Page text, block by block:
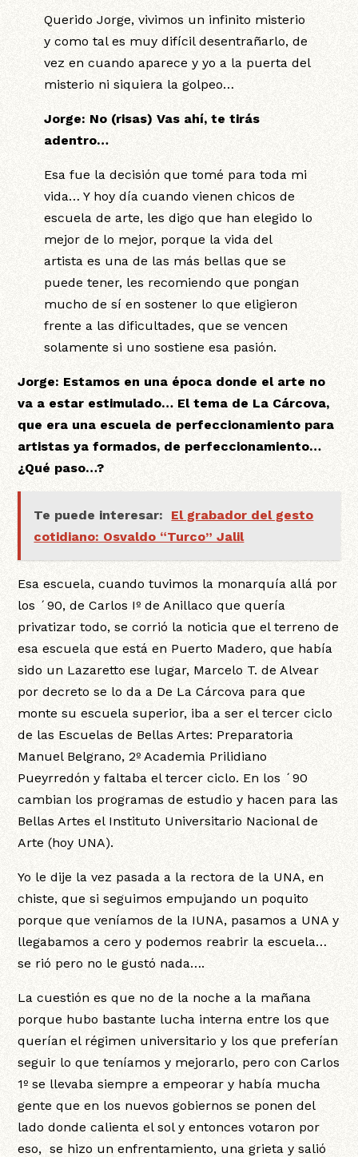
Querido Jorge, vivimos un infinito misterio
y como tal es muy difícil desentrañarlo, de
vez en cuando aparece y yo a la puerta del
misterio ni siquiera la golpeo…
Jorge: No (risas) Vas ahí, te tirás
adentro…
Esa fue la decisión que tomé para toda mi
vida… Y hoy día cuando vienen chicos de
escuela de arte, les digo que han elegido lo
mejor de lo mejor, porque la vida del
artista es una de las más bellas que se
puede tener, les recomiendo que pongan
mucho de sí en sostener lo que eligieron
frente a las dificultades, que se vencen
solamente si uno sostiene esa pasión.
Jorge: Estamos en una época donde el arte no
va a estar estimulado… El tema de La Cárcova,
que era una escuela de perfeccionamiento para
artistas ya formados, de perfeccionamiento…
¿Qué paso…?
Te puede interesar:
El grabador del gesto
cotidiano: Osvaldo “Turco” Jalil
Esa escuela, cuando tuvimos la monarquía allá por
los ´90, de Carlos Iº de Anillaco que quería
privatizar todo, se corrió la noticia que el terreno de
esa escuela que está en Puerto Madero, que había
sido un Lazaretto ese lugar, Marcelo T. de Alvear
por decreto se lo da a De La Cárcova para que
monte su escuela superior, iba a ser el tercer ciclo
de las Escuelas de Bellas Artes: Preparatoria
Manuel Belgrano, 2º Academia Prilidiano
Pueyrredón y faltaba el tercer ciclo. En los ´90
cambian los programas de estudio y hacen para las
Bellas Artes el Instituto Universitario Nacional de
Arte (hoy UNA).
Yo le dije la vez pasada a la rectora de la UNA, en
chiste, que si seguimos empujando un poquito
porque que veníamos de la IUNA, pasamos a UNA y
llegabamos a cero y podemos reabrir la escuela…
se rió pero no le gustó nada….
La cuestión es que no de la noche a la mañana
porque hubo bastante lucha interna entre los que
querían el régimen universitario y los que preferían
seguir lo que teníamos y mejorarlo, pero con Carlos
1º se llevaba siempre a empeorar y había mucha
gente que en los nuevos gobiernos se ponen del
lado donde calienta el sol y entonces votaron por
eso, se hizo un enfrentamiento, una grieta y salió